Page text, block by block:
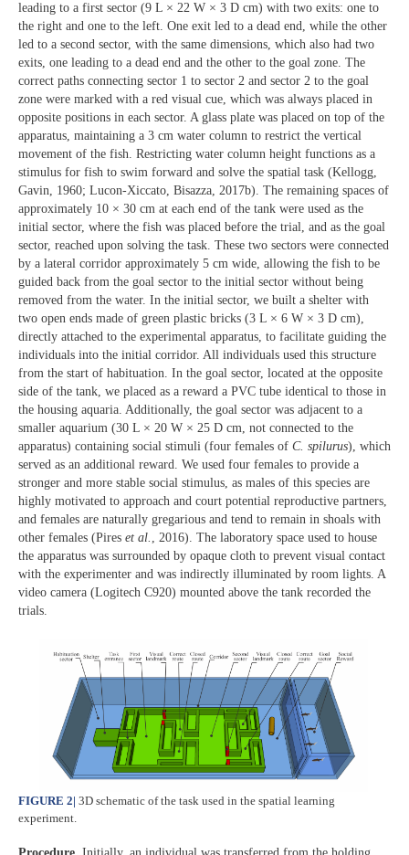
leading to a first sector (9 L × 22 W × 3 D cm) with two exits: one to
the right and one to the left. One exit led to a dead end, while the other
led to a second sector, with the same dimensions, which also had two
exits, one leading to a dead end and the other to the goal zone. The
correct paths connecting sector 1 to sector 2 and sector 2 to the goal
zone were marked with a red visual cue, which was always placed in
opposite positions in each sector. A glass plate was placed on top of the
apparatus, maintaining a 3 cm water column to restrict the vertical
movement of the fish. Restricting water column height functions as a
stimulus for fish to swim forward and solve the spatial task (Kellogg,
Gavin, 1960; Lucon-Xiccato, Bisazza, 2017b). The remaining spaces of
approximately 10 × 30 cm at each end of the tank were used as the
initial sector, where the fish was placed before the trial, and as the goal
sector, reached upon solving the task. These two sectors were connected
by a lateral corridor approximately 5 cm wide, allowing the fish to be
guided back from the goal sector to the initial sector without being
removed from the water. In the initial sector, we built a shelter with
two open ends made of green plastic bricks (3 L × 6 W × 3 D cm),
directly attached to the experimental apparatus, to facilitate guiding the
individuals into the initial corridor. All individuals used this structure
from the start of habituation. In the goal sector, located at the opposite
side of the tank, we placed as a reward a PVC tube identical to those in
the housing aquaria. Additionally, the goal sector was adjacent to a
smaller aquarium (30 L × 20 W × 25 D cm, not connected to the
apparatus) containing social stimuli (four females of C. spilurus), which
served as an additional reward. We used four females to provide a
stronger and more stable social stimulus, as males of this species are
highly motivated to approach and court potential reproductive partners,
and females are naturally gregarious and tend to remain in shoals with
other females (Pires et al. , 2016). The laboratory space used to house
the apparatus was surrounded by opaque cloth to prevent visual contact
with the experimenter and was indirectly illuminated by room lights. A
video camera (Logitech C920) mounted above the tank recorded the
trials.
FIGURE 2| 3D schematic of the task used in the spatial learning
experiment.